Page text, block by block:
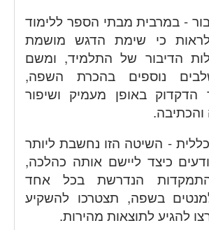
- במרבית מבתי הספר ללימוד
לראות כי שימת הדגש מושמת
הדיבור של התלמיד, ומשם
נוספים בהכרת השפה,
הדקדוק באופן מעמיק ושיפור
והכתיבה.
- השיטה הזו נחשבת ליותר
כיצד ליישם אותה כהלכה,
הנדרשת בכל אחד
בשפה, תצטרכו להשקיע
להגיע לתוצאות מהירות.